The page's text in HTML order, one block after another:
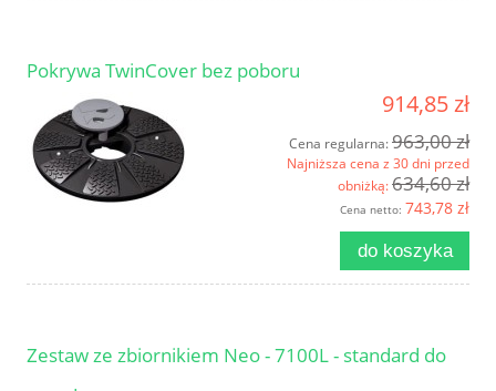
Pokrywa TwinCover bez poboru
914,85 zł
Cena regularna:963,00 zł
Najniższa cena z 30 dni przed
obniżką:634,60 zł
Cena netto: 743,78 zł
do koszyka
Zestaw ze zbiornikiem Neo - 7100L - standard do